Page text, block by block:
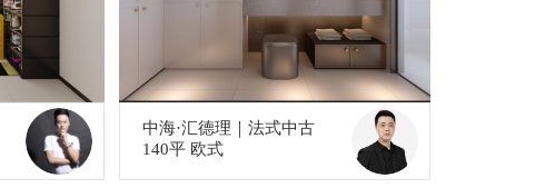
中海·汇德理｜法式中古
140平 欧式